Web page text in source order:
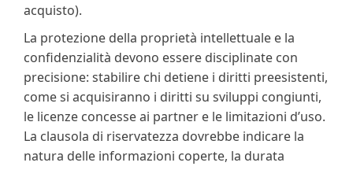
acquisto).
La protezione della proprietà intellettuale e la
confidenzialità devono essere disciplinate con
precisione: stabilire chi detiene i diritti preesistenti,
come si acquisiranno i diritti su sviluppi congiunti,
le licenze concesse ai partner e le limitazioni d’uso.
La clausola di riservatezza dovrebbe indicare la
natura delle informazioni coperte, la durata